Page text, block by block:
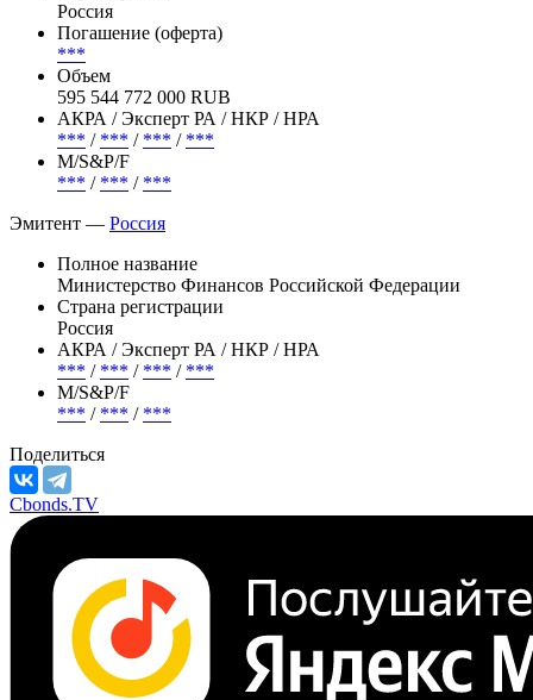
Статус
В обращении
Страна риска
Россия
Погашение (оферта)
***
Объем
595 544 772 000 RUB
*** /***/***
***/***/***
Эмитент —Россия
Полное название
Министерство Финансов Российской Федерации
Страна регистрации
Россия
***/***
М/S&P/F
***/
Поделиться
Cbonds.TV